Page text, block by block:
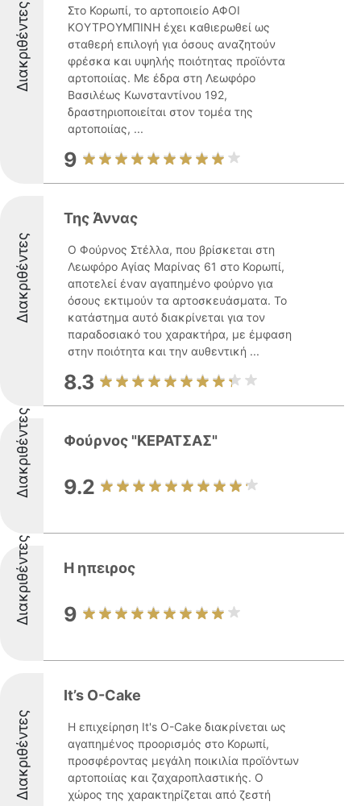
Διακριθέντες
Στο Κορωπί, το αρτοποιείο ΑΦΟΙ
ΚΟΥΤΡΟΥΜΠΙΝΗ έχει καθιερωθεί ως
σταθερή επιλογή για όσους αναζητούν
φρέσκα και υψηλής ποιότητας προϊόντα
αρτοποιίας. Με έδρα στη Λεωφόρο
Βασιλέως Κωνσταντίνου 192,
δραστηριοποιείται στον τομέα της
αρτοποιίας, ...
9
Διακριθέντες
Της Άννας
Ο Φούρνος Στέλλα, που βρίσκεται στη
Λεωφόρο Αγίας Μαρίνας 61 στο Κορωπί,
αποτελεί έναν αγαπημένο φούρνο για
όσους εκτιμούν τα αρτοσκευάσματα. Το
κατάστημα αυτό διακρίνεται για τον
παραδοσιακό του χαρακτήρα, με έμφαση
στην ποιότητα και την αυθεντική ...
8.3
Διακριθέντες Φούρνος "ΚΕΡΑΤΣΑΣ"
9.2
Διακριθέντες Η ηπειρος
9
Διακριθέντες
It’s O-Cake
Η επιχείρηση It's O-Cake διακρίνεται ως
αγαπημένος προορισμός στο Κορωπί,
προσφέροντας μεγάλη ποικιλία προϊόντων
αρτοποιίας και ζαχαροπλαστικής. Ο
χώρος της χαρακτηρίζεται από ζεστή